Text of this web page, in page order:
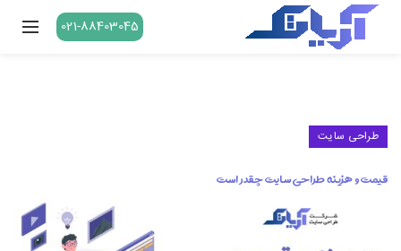
021-88403045
طراحی سایت
قیمت و هزینه طراحی سایت چقدر است